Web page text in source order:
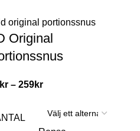
Original
– 259kr